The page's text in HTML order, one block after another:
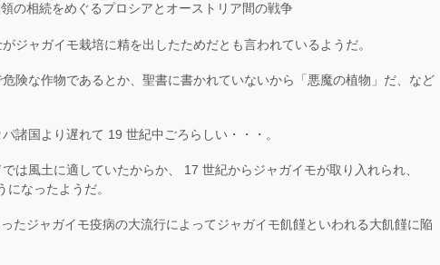
の相続をめぐるプロシアとオーストリア間の戦争
ジャガイモ栽培に精を出したためだとも言われているようだ。
険な作物であるとか、聖書に書かれていないから「悪魔の植物」だ、など
諸国より遅れて 19 世紀中ごろらしい・・・。
は風土に適していたからか、 17 世紀からジャガイモが取り入れられ、
なったようだ。
たジャガイモ疫病の大流行によってジャガイモ飢饉といわれる大飢饉に陥